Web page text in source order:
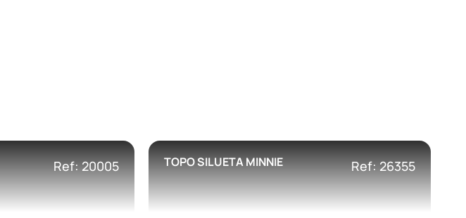
Ref: 20005 TOPO SILUETA MINNIE Ref: 26355